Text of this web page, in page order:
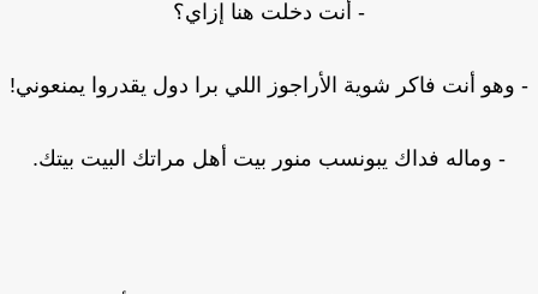
- أنت دخلت هنا إزاي؟
أنت فاكر شوية الأراجوز اللي برا دول يقدروا يمنعوني!
- وماله فداك يبونسب منور بيت أهل مراتك البيت بيتك.